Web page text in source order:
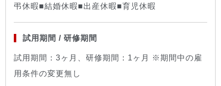
弔休暇■結婚休暇■出産休暇■育児休暇
試用期間 / 研修期間
試用期間：3ヶ月、研修期間：1ヶ月 ※期間中の雇
用条件の変更無し